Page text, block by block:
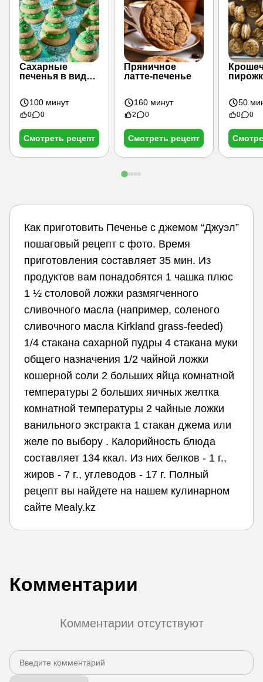
Сахарные
печенья в виде
сливочного
сыра
100 минут
0 0
Смотреть рецепт
Пряничное
латте-печенье
160 минут
2 0
Смотреть рецепт
50
0 0
Как приготовить Печенье с джемом “Джуэл”
пошаговый рецепт с фото. Время
приготовления составляет 35 мин. Из
продуктов вам понадобятся 1 чашка плюс
1 ½ столовой ложки размягченного
сливочного масла (например, соленого
сливочного масла Kirkland grass-feeded)
1/4 стакана сахарной пудры 4 стакана муки
общего назначения 1/2 чайной ложки
кошерной соли 2 больших яйца комнатной
температуры 2 больших яичных желтка
комнатной температуры 2 чайные ложки
ванильного экстракта 1 стакан джема или
желе по выбору . Калорийность блюда
составляет 134 ккал. Из них белков - 1 г.,
жиров - 7 г., углеводов - 17 г. Полный
рецепт вы найдете на нашем кулинарном
сайте Mealy.kz
Комментарии
Комментарии отсутствуют